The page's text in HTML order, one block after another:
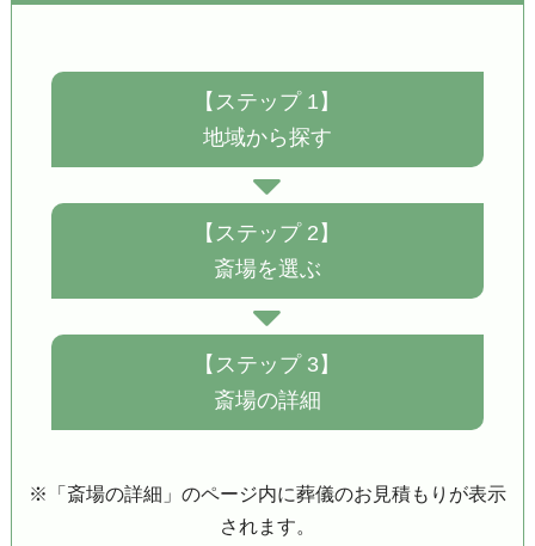
【ステップ 1】
地域から探す
【ステップ 2】
斎場を選ぶ
【ステップ 3】
斎場の詳細
※「斎場の詳細」のページ内に葬儀のお見積もりが表示
されます。